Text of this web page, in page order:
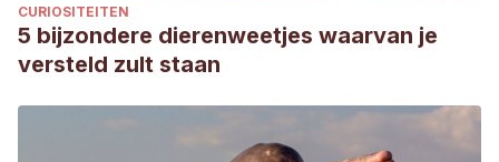
19(3-4), 333-347.
Dunlop, K. M., Jones, D. O., & Sweetman, A. K. (2017). Direct
jellyfish carcasses to a commercially important deep-water
species. Scientific Reports, 7(1), 1-4.
CURIOSITEITEN
5 bijzondere dierenweetjes waarvan je
versteld zult staan